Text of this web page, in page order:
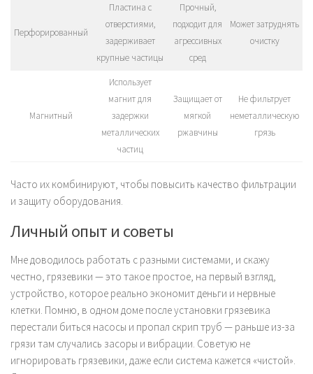
Перфорированный
Пластина с
отверстиями,
задерживает
крупные частицы
Прочный,
подходит для
агрессивных
сред
Может затруднять
очистку
Магнитный
Использует
магнит для
задержки
металлических
частиц
Защищает от
мягкой
ржавчины
Не фильтрует
неметаллическую
грязь
Часто их комбинируют, чтобы повысить качество фильтрации
и защиту оборудования.
Личный опыт и советы
Мне доводилось работать с разными системами, и скажу
честно, грязевики — это такое простое, на первый взгляд,
устройство, которое реально экономит деньги и нервные
клетки. Помню, в одном доме после установки грязевика
перестали биться насосы и пропал скрип труб — раньше из-за
грязи там случались засоры и вибрации. Советую не
игнорировать грязевики, даже если система кажется «чистой».